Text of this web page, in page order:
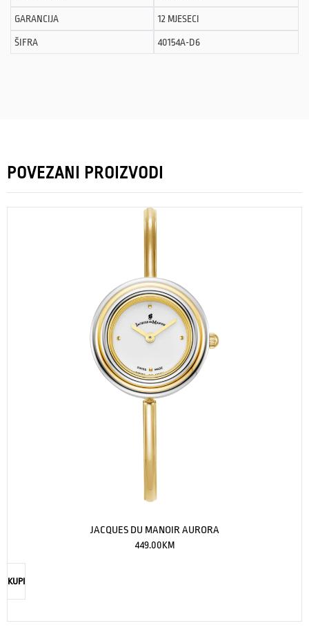
GARANCIJA 12 MJESECI
ŠIFRA 40154A-D6
POVEZANI PROIZVODI
JACQUES DU MANOIR AURORA
449.00KM
KUPI